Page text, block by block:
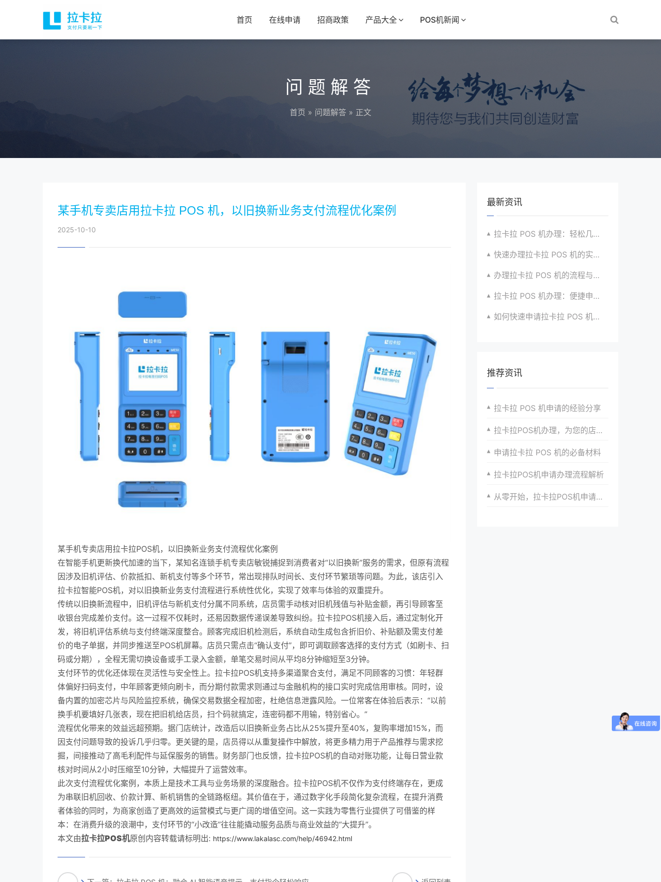
首页 在线申请 招商政策 产品大全 POS机新闻
问题解答
首页 » 问题解答 » 正文
某手机专卖店用拉卡拉 POS 机，以旧换新业务支付流程优化案例
2025-10-10
某手机专卖店用拉卡拉POS机，以旧换新业务支付流程优化案例
在智能手机更新换代加速的当下，某知名连锁手机专卖店敏锐捕捉到消费者对“以旧换新”服务的需求，但原有流程
因涉及旧机评估、价款抵扣、新机支付等多个环节，常出现排队时间长、支付环节繁琐等问题。为此，该店引入
拉卡拉智能POS机，对以旧换新业务支付流程进行系统性优化，实现了效率与体验的双重提升。
传统以旧换新流程中，旧机评估与新机支付分属不同系统，店员需手动核对旧机残值与补贴金额，再引导顾客至
收银台完成差价支付。这一过程不仅耗时，还易因数据传递误差导致纠纷。拉卡拉POS机接入后，通过定制化开
发，将旧机评估系统与支付终端深度整合。顾客完成旧机检测后，系统自动生成包含折旧价、补贴额及需支付差
价的电子单据，并同步推送至POS机屏幕。店员只需点击“确认支付”，即可调取顾客选择的支付方式（如刷卡、扫
码或分期），全程无需切换设备或手工录入金额，单笔交易时间从平均8分钟缩短至3分钟。
支付环节的优化还体现在灵活性与安全性上。拉卡拉POS机支持多渠道聚合支付，满足不同顾客的习惯：年轻群
体偏好扫码支付，中年顾客更倾向刷卡，而分期付款需求则通过与金融机构的接口实时完成信用审核。同时，设
备内置的加密芯片与风险监控系统，确保交易数据全程加密，杜绝信息泄露风险。一位常客在体验后表示：“以前
换手机要填好几张表，现在把旧机给店员，扫个码就搞定，连密码都不用输，特别省心。”
流程优化带来的效益远超预期。据门店统计，改造后以旧换新业务占比从25%提升至40%，复购率增加15%，而
因支付问题导致的投诉几乎归零。更关键的是，店员得以从重复操作中解放，将更多精力用于产品推荐与需求挖
掘，间接推动了高毛利配件与延保服务的销售。财务部门也反馈，拉卡拉POS机的自动对账功能，让每日营业款
核对时间从2小时压缩至10分钟，大幅提升了运营效率。
此次支付流程优化案例，本质上是技术工具与业务场景的深度融合。拉卡拉POS机不仅作为支付终端存在，更成
为串联旧机回收、价款计算、新机销售的全链路枢纽。其价值在于，通过数字化手段简化复杂流程，在提升消费
者体验的同时，为商家创造了更高效的运营模式与更广阔的增值空间。这一实践为零售行业提供了可借鉴的样
本：在消费升级的浪潮中，支付环节的“小改造”往往能撬动服务品质与商业效益的“大提升”。
本文由拉卡拉POS机原创内容转载请标明出: https://www.lakalasc.com/help/46942.html
最新资讯
拉卡拉 POS 机办理：轻松几步，实现便捷收款啦
快速办理拉卡拉 POS 机的实用方法全知道
办理拉卡拉 POS 机的流程与技巧总结大公开
拉卡拉 POS 机办理：便捷申请，快速到账超安心
如何快速申请拉卡拉 POS 机？经验分享超有用
推荐资讯
拉卡拉 POS 机申请的经验分享
拉卡拉POS机办理，为您的店铺赋予新活力
申请拉卡拉 POS 机的必备材料
拉卡拉POS机申请办理流程解析
从零开始，拉卡拉POS机申请与使用的全面指导